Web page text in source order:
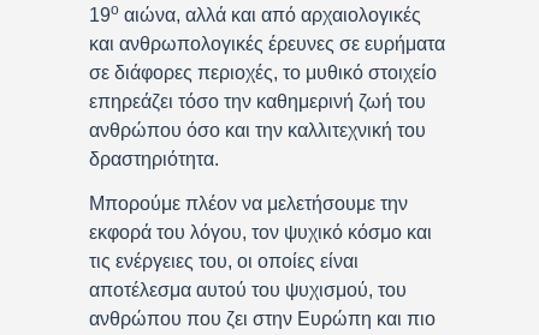
19ο αιώνα, αλλά και από αρχαιολογικές
και ανθρωπολογικές έρευνες σε ευρήματα
σε διάφορες περιοχές, το μυθικό στοιχείο
επηρεάζει τόσο την καθημερινή ζωή του
ανθρώπου όσο και την καλλιτεχνική του
δραστηριότητα.
Μπορούμε πλέον να μελετήσουμε την
εκφορά του λόγου, τον ψυχικό κόσμο και
τις ενέργειες του, οι οποίες είναι
αποτέλεσμα αυτού του ψυχισμού, του
ανθρώπου που ζει στην Ευρώπη και πιο